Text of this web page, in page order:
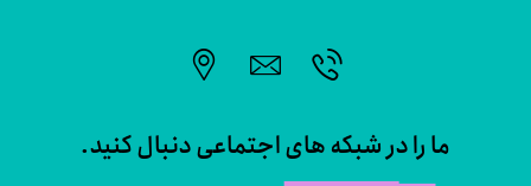
ما را در شبکه های اجتماعی دنبال کنید.